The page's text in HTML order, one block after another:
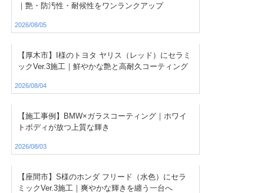
｜艶・防汚性・耐候性をワンランクアップ
2026/08/05
【厚木市】I様のトヨタ ヤリス（レッド）にセラミ
ックVer.3施工｜鮮やかな艶と高耐久コーティング
2026/08/04
【施工事例】BMW×ガラスコーティング｜ホワイ
トボディが放つ上質な輝き
2026/08/03
【座間市】S様のホンダ フリード（水色）にセラ
ミックVer.3施工｜爽やかな輝きを纏う一台へ